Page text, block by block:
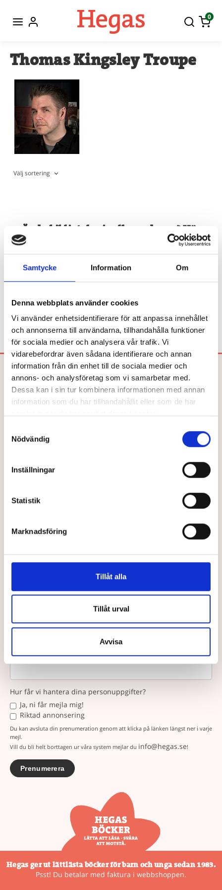
Samtycke Information Om
Denna webbplats använder cookies
Vi använder enhetsidentifierare för att anpassa innehållet
och annonserna till användarna, tillhandahålla funktioner
för sociala medier och analysera vår trafik. Vi
vidarebefordrar även sådana identifierare och annan
information från din enhet till de sociala medier och
annons- och analysföretag som vi samarbetar med.
Dessa kan i sin tur kombinera informationen med annan
information som du har tillhandahållit eller som de har
Nödvändig
Inställningar
Statistik
Marknadsföring
Tillåt alla
Tillåt urval
Avvisa
0
Thomas Kingsley Troupe
Välj sortering
Är du bibliotekarie eller pedagog? Här
Beroende på kommunens upphandlingsavtal köper du våra
böcker hos Adlibris, Bokus eller Läromedia. Spel och Flugo-
Bokförlaget Hegas AB
Drottninggatan 26
252 21 HELSINGBORG
Våra Böcker
Bokserierna
Följ oss
Håll koll på lättläst!
Mejladress:
Hur får vi hantera dina personuppgifter?
Ja, ni får mejla mig!
Riktad annonsering
Du kan avsluta din prenumeration genom att klicka på länken längst ner i varje
mejl.
Vill du bli helt borttagen ur våra system mejlar du info@hegas.se!
Hegas ger ut lättlästa böcker för barn och unga sedan 1983.
Psst! Du betalar med faktura i webbshoppen.